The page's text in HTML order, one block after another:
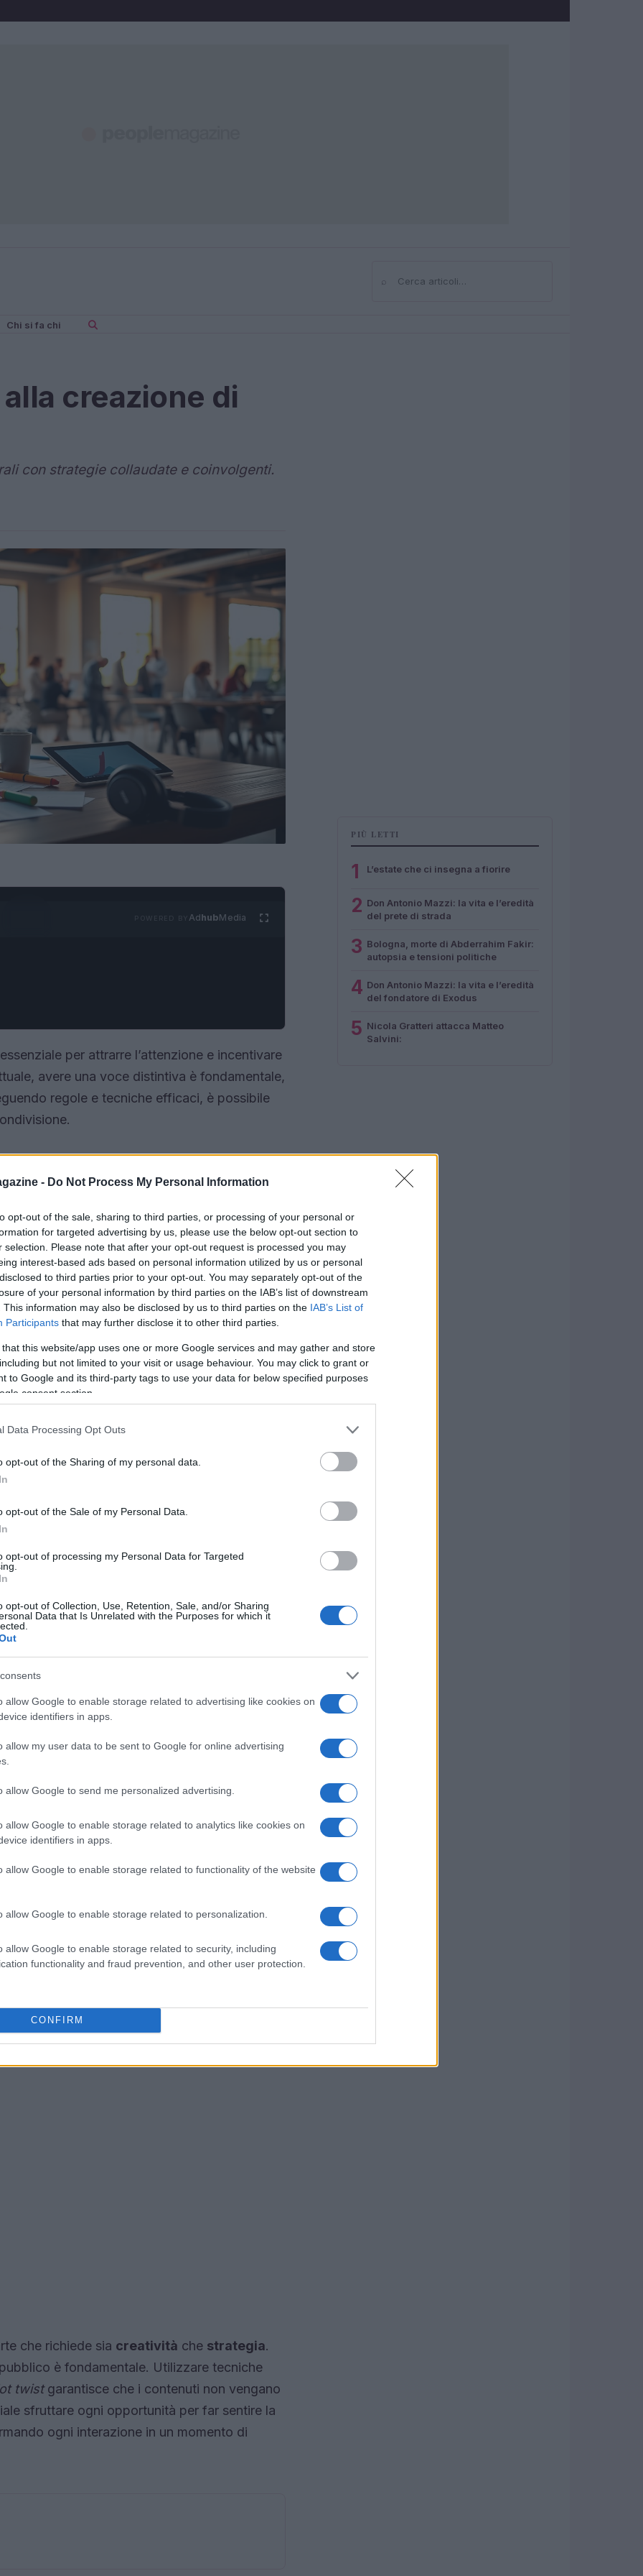
- Do Not Process My Personal Information
opt-out of the sale, sharing to third parties, or processing of your personal or
for targeted advertising by us, please use the below opt-out section to
selection. Please note that after your opt-out request is processed you may
interest-based ads based on personal information utilized by us or personal
to third parties prior to your opt-out. You may separately opt-out of the
of your personal information by third parties on the IAB’s list of downstream
This information may also be disclosed by us to third parties on the IAB’s List of
Participants that may further disclose it to other third parties.
that this website/app uses one or more Google services and may gather and store
but not limited to your visit or usage behaviour. You may click to grant or
to Google and its third-party tags to use your data for below specified purposes
consent section.
Data Processing Opt Outs
opt-out of the Sharing of my personal data.
opt-out of the Sale of my Personal Data.
opt-out of processing my Personal Data for Targeted
opt-out of Collection, Use, Retention, Sale, and/or Sharing
Data that Is Unrelated with the Purposes for which it
allow Google to enable storage related to advertising like cookies on
identifiers in apps.
allow my user data to be sent to Google for online advertising
allow Google to send me personalized advertising.
allow Google to enable storage related to analytics like cookies on
identifiers in apps.
allow Google to enable storage related to functionality of the website
allow Google to enable storage related to personalization.
allow Google to enable storage related to security, including
functionality and fraud prevention, and other user protection.
CONFIRM
⌕Cerca
Chi si fa chi
creazione di
con strategie collaudate e coinvolgenti.
AdhubMedia
per attrarre l’attenzione e incentivare
avere una voce distintiva è fondamentale,
regole e tecniche efficaci, è possibile
nell’attrarre immediatamente
o una storia personale che colpisca nel
nei primi tre secondi. Ad esempio, si può
susciti curiosità o una situazione facilmente
a proseguire nella lettura.
efficace nel content marketing.
digeribile
la redazione di un articolo, è utile strutturarlo
evitare…” o “3 segreti che nessuno
l’attenzione dei lettori, ma li stimola a
vengono percepite come utili. Ad
numero 4 ti sconvolgerà!” può incentivare la
più.
con un plot twist
informazioni preziose, è fondamentale
storia che si sviluppa lentamente, portando il
della narrazione. Tuttavia, al momento
unplot twist. Ad esempio, la rivelazione che le
può mantenere vivo l’interesse. Questo
genera anche un senso di comunità tra i
sorpresa nei commenti. È importante
e delle opinioni.
che richiede sia creatività che strategia.
è fondamentale. Utilizzare tecniche
twistgarantisce che i contenuti non vengano
sfruttare ogni opportunità per far sentire la
ogni interazione in un momento di
PIÙ LETTI
1 L’estate che ci insegna a fiorire
2 Don Antonio Mazzi: la vita e l’eredità
del prete di strada
3 Bologna, morte di Abderrahim Fakir:
autopsia e tensioni politiche
4 Don Antonio Mazzi: la vita e l’eredità
del fondatore di Exodus
5 Nicola Gratteri attacca Matteo
Salvini: